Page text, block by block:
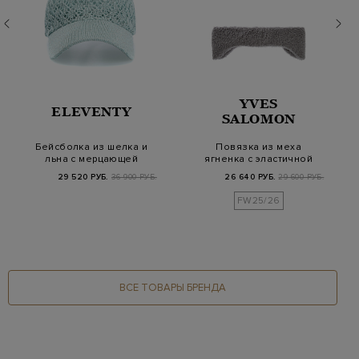
ELEVENTY
Бейсболка из шелка и
льна с мерцающей
29 520 РУБ. 36 900 РУБ.
YVES
SALOMON
Повязка из меха
ягненка с эластичной
26 640 РУБ. 29 600 РУБ.
FW25/26
ВСЕ ТОВАРЫ БРЕНДА